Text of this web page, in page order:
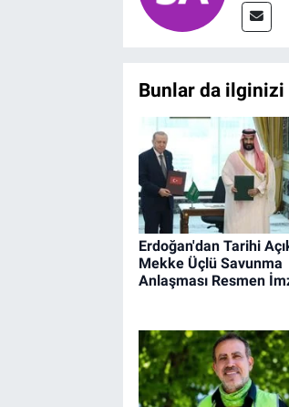
Bunlar da
Erdoğan'dan Tarihi
Mekke Üçlü Savunma
Anlaşması Resmen